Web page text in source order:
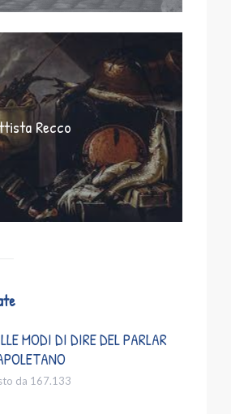
Recco
MODI DI DIRE DEL PARLAR
da 167.133